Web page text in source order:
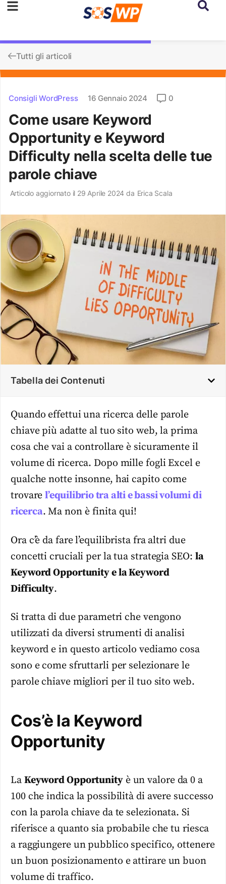
Tutti gli articoli
Consigli WordPress 16 Gennaio 2024 0
Come usare Keyword
Opportunity e Keyword
Difficulty nella scelta delle tue
parole chiave
Articolo aggiornato il 29 Aprile 2024 da Erica Scala
Tabella dei Contenuti
Quando effettui una ricerca delle parole
chiave più adatte al tuo sito web, la prima
cosa che vai a controllare è sicuramente il
volume di ricerca. Dopo mille fogli Excel e
qualche notte insonne, hai capito come
trovarel’equilibrio tra alti e bassi volumi di
ricerca. Ma non è finita qui!
Ora c’è da fare l’equilibrista fra altri due
concetti cruciali per la tua strategia SEO: la
Keyword Opportunity e la Keyword
Difficulty.
Si tratta di due parametri che vengono
utilizzati da diversi strumenti di analisi
keyword e in questo articolo vediamo cosa
sono e come sfruttarli per selezionare le
parole chiave migliori per il tuo sito web.
Cos’è la Keyword
Opportunity
La Keyword Opportunityè un valore da 0 a
100 che indica la possibilità di avere successo
con la parola chiave da te selezionata. Si
riferisce a quanto sia probabile che tu riesca
a raggiungere un pubblico specifico, ottenere
un buon posizionamento e attirare un buon
volume di traffico.